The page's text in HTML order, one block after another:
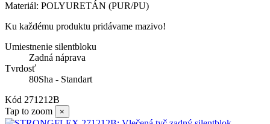
Materiál: POLYURETÁN (PUR/PU)
Ku každému produktu pridávame mazivo!
Umiestnenie silentbloku
Zadná náprava
Tvrdosť
80Sha - Standart
Kód 271212B
Tap to zoom
×